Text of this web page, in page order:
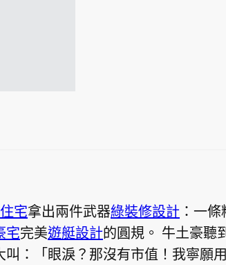
宅拿出兩件武器綠裝修設計 ：一
宅完美遊艇設計的圓規。 牛土豪聽
：「眼淚？那沒有市值！我寧願